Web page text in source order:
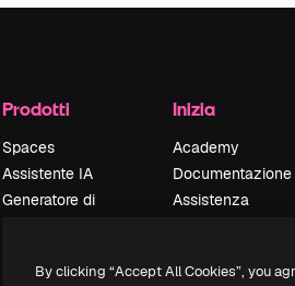
Prodotti
Spaces
Assistente IA
Generatore di
Inizia
Academy
Documentazione
Assistenza
Politica sulla
By clicking “Accept All Cookies”, you